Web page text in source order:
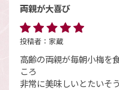
両親が大喜び
投稿者： 家蔵
高齢の両親が毎朝小梅を
ころ
非常に美味しいとたいそ